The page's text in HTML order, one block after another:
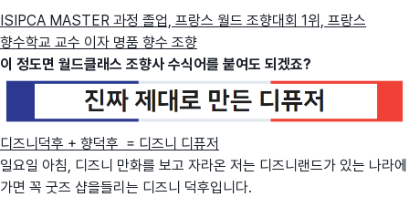
ISIPCA MASTER 과정 졸업, 프랑스 월드 조향대회 1위, 프랑스
향수학교 교수 이자 명품 향수 조향
이 정도면 월드클래스 조향사 수식어를 붙여도 되겠죠?
디즈니덕후 + 향덕후 = 디즈니 디퓨저
일요일 아침, 디즈니 만화를 보고 자라온 저는 디즈니랜드가 있는 나라에
가면 꼭 굿즈 샵을들리는 디즈니 덕후입니다.